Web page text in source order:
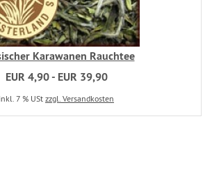
Karawanen Rauchtee
EUR 4,90 - EUR 39,90
inkl. 7 % USt zzgl. Versandkosten